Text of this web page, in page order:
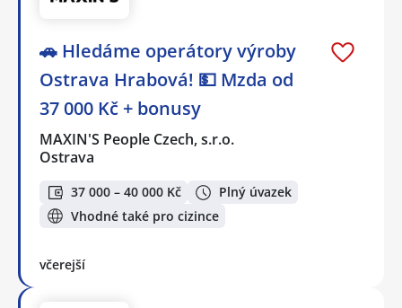
🚗 Hledáme operátory výroby
Ostrava Hrabová! 💵 Mzda od
37 000 Kč + bonusy
MAXIN'S People Czech, s.r.o.
Ostrava
37 000 – 40 000 Kč
Plný úvazek
Vhodné také pro cizince
včerejší